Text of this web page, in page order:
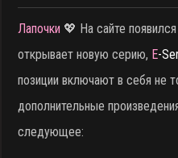
Лапочки 💖 На сайте
открывает новую серию, E-
позиции включают в себя не
дополнительные
следующее: